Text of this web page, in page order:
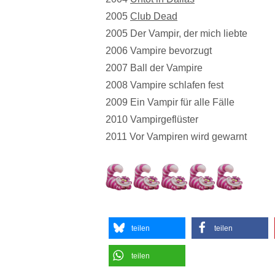
2005 Club Dead
2005 Der Vampir, der mich liebte
2006 Vampire bevorzugt
2007 Ball der Vampire
2008 Vampire schlafen fest
2009 Ein Vampir für alle Fälle
2010 Vampirgeflüster
2011 Vor Vampiren wird gewarnt
teilen teilen
teilen